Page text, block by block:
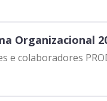
Organizacional
e colaboradores